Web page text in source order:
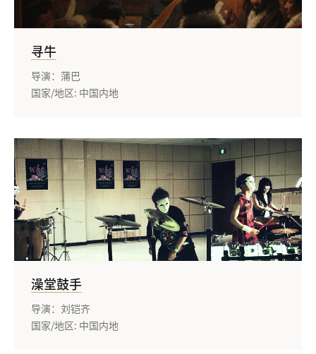
寻牛
导演：蒲巴
国家/地区: 中国内地
澡堂鼓手
导演：刘铠齐
国家/地区: 中国内地